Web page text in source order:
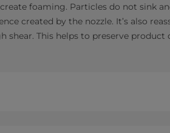
foaming. Particles do not sink
created by the nozzle. It’s also
shear. This helps to preserve product